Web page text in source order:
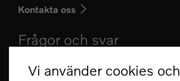
Kontakta oss
Frågor och svar
Kan jag anmäla e-faktura i CarPay?
Vi använder cookies och